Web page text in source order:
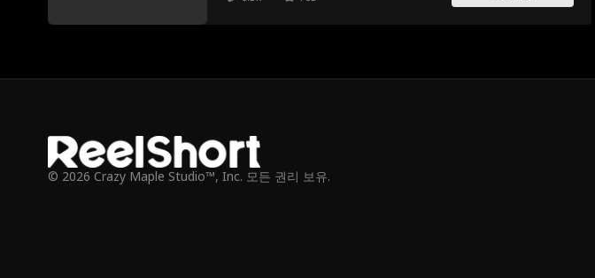
© 2026 Crazy Maple Studio™, Inc. 모든 권리 보유.